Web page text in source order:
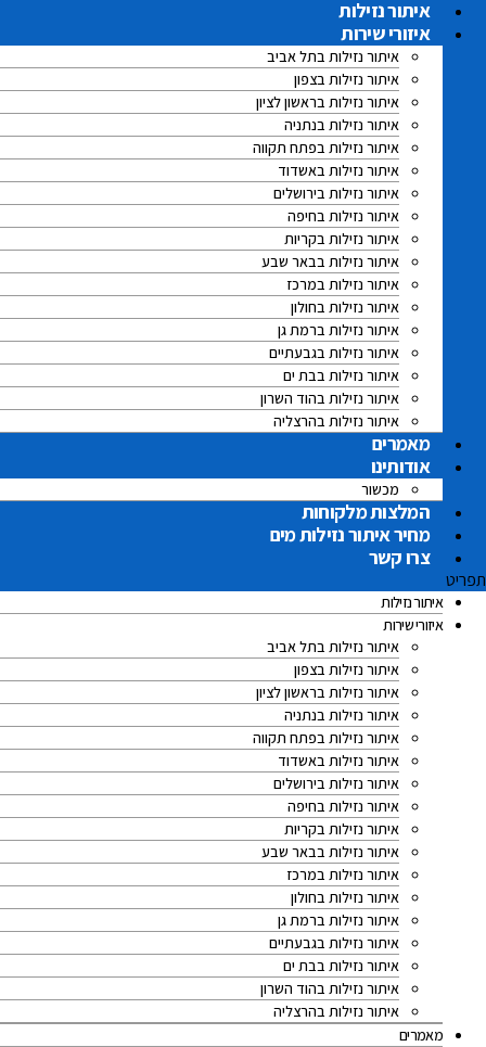
לתוכן
איתור נזילות
איזורי שירות
איתור נזילות בתל אביב
איתור נזילות בצפון
איתור נזילות בראשון לציון
איתור נזילות בנתניה
איתור נזילות בפתח תקווה
איתור נזילות באשדוד
איתור נזילות בירושלים
איתור נזילות בחיפה
איתור נזילות בקריות
איתור נזילות בבאר שבע
איתור נזילות במרכז
איתור נזילות בחולון
איתור נזילות ברמת גן
איתור נזילות בגבעתיים
איתור נזילות בבת ים
איתור נזילות בהוד השרון
איתור נזילות בהרצליה
מאמרים
אודותינו
מכשור
המלצות מלקוחות
מחיר איתור נזילות מים
צרו קשר
תפריט
איתור נזילות
איזורי שירות
איתור נזילות בתל אביב
איתור נזילות בצפון
איתור נזילות בראשון לציון
איתור נזילות בנתניה
איתור נזילות בפתח תקווה
איתור נזילות באשדוד
איתור נזילות בירושלים
איתור נזילות בחיפה
איתור נזילות בקריות
איתור נזילות בבאר שבע
איתור נזילות במרכז
איתור נזילות בחולון
איתור נזילות ברמת גן
איתור נזילות בגבעתיים
איתור נזילות בבת ים
איתור נזילות בהוד השרון
איתור נזילות בהרצליה
מאמרים